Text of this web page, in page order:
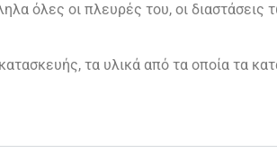
όλες οι πλευρές του, οι διαστάσεις
τα υλικά από τα οποία τα